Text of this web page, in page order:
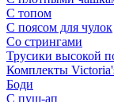
С топом
С поясом для чулок
Со стрингами
Трусики высокой
Комплекты
Боди
С пуш-ап